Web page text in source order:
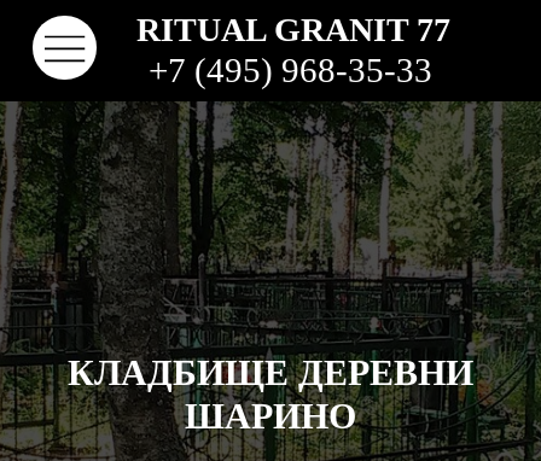
RITUAL GRANIT 77
РАБОТЫ
КЛАДБИЩА
КОНТАКТЫ
ВИДЫ ГРАНИТА
+7 (495) 968-35-33
КЛАДБИЩЕ ДЕРЕВНИ
ШАРИНО